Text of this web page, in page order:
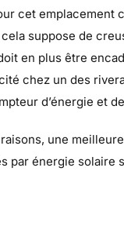
cet emplacement
suppose de
en plus être
chez un des
d’énergie et
une
par énergie solaire